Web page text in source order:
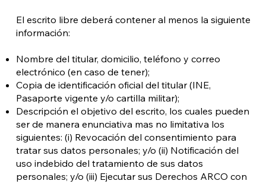
El escrito libre deberá contener al menos la siguiente
información:
Nombre del titular, domicilio, teléfono y correo
electrónico (en caso de tener);
Copia de identificación oficial del titular (INE,
Pasaporte vigente y/o cartilla militar);
Descripción el objetivo del escrito, los cuales pueden
ser de manera enunciativa mas no limitativa los
siguientes: (i) Revocación del consentimiento para
tratar sus datos personales; y/o (ii) Notificación del
uso indebido del tratamiento de sus datos
personales; y/o (iii) Ejecutar sus Derechos ARCO con